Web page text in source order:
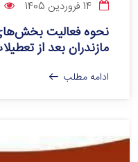
نحوه فعالیت
مازندران بعد از
ادامه مطلب